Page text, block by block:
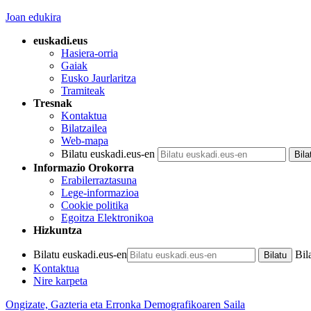
Joan edukira
euskadi.eus
Hasiera-orria
Gaiak
Eusko Jaurlaritza
Tramiteak
Tresnak
Kontaktua
Bilatzailea
Web-mapa
Bilatu euskadi.eus-en
Informazio Orokorra
Erabilerraztasuna
Lege-informazioa
Cookie politika
Egoitza Elektronikoa
Hizkuntza
Bilatu euskadi.eus-en
Kontaktua
Nire karpeta
Ongizate, Gazteria eta Erronka Demografikoaren Saila